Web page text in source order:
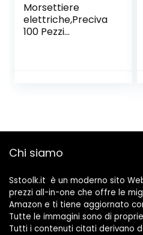
Morsettiere
elettriche,Preciva
100 Pezzi
Pezzi 3 Porte/40
Pezzi 5 Porte.
Chi siamo
Sstoolk.it è un moderno sito
prezzi all-in-one che offre le
Amazon e ti tiene aggiornato
Tutte le immagini sono di
Tutti i contenuti citati derivano